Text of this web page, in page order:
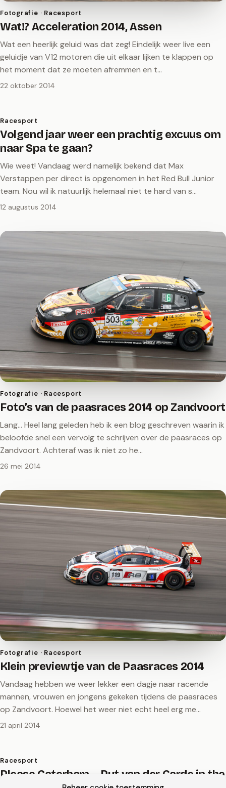
Fotografie · Racesport
Wat!? Acceleration 2014, Assen
Wat een heerlijk geluid was dat zeg! Eindelijk weer live een
geluidje van V12 motoren die uit elkaar lijken te klappen op
het moment dat ze moeten afremmen en t…
22 oktober 2014
Racesport
Volgend jaar weer een prachtig excuus om
naar Spa te gaan?
Wie weet! Vandaag werd namelijk bekend dat Max
Verstappen per direct is opgenomen in het Red Bull Junior
team. Nou wil ik natuurlijk helemaal niet te hard van s…
12 augustus 2014
Fotografie · Racesport
Foto’s van de paasraces 2014 op Zandvoort
Lang... Heel lang geleden heb ik een blog geschreven waarin ik
beloofde snel een vervolg te schrijven over de paasraces op
Zandvoort. Achteraf was ik niet zo he…
26 mei 2014
Fotografie · Racesport
Klein previewtje van de Paasraces 2014
Vandaag hebben we weer lekker een dagje naar racende
mannen, vrouwen en jongens gekeken tijdens de paasraces
op Zandvoort. Hoewel het weer niet echt heel erg me…
21 april 2014
Racesport
Please Caterham… Put van der Garde in the